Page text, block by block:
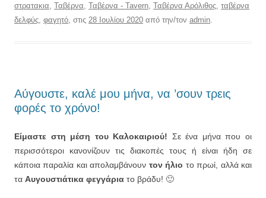
στρατακια Ταβέρνα Ταβέρνα - Tavern Ταβέρνα Αρόλιθος ταβέρνα
δελφύς φαγητό , στις 28 Ιουλίου 2020 από την/τον admin
Αύγουστε, καλέ μου μήνα, να ’σουν τρεις
φορές το χρόνο!
Είμαστε στη μέση του Καλοκαιριού! Σε ένα μήνα που οι
περισσότεροι κανονίζουν τις διακοπές τους ή είναι ήδη σε
κάποια παραλία και απολαμβάνουν τον ήλιο τo πρωί, αλλά και
τα Αυγουστιάτικα φεγγάρια το βράδυ! 🙂